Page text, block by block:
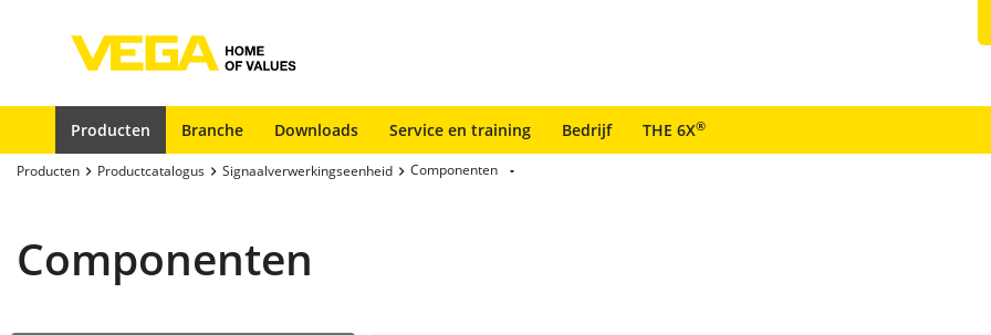
Producten Branche Downloads Service en training Bedrijf THE 6X®
Producten Productcatalogus Signaalverwerkingseenheid Componenten
Componenten